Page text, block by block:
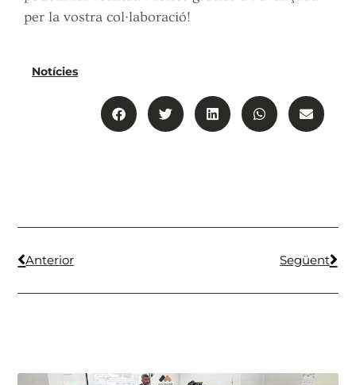
per la vostra col·laboració!
Notícies
Anterior Següent